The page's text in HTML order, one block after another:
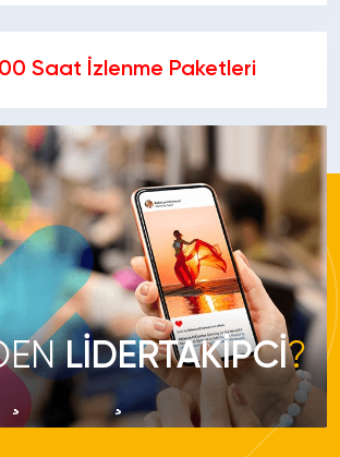
Saat İzlenme Paketleri
LİDERTAKİPCİ?
hizmetlerde düşme
Takipçi Satın Al hizmetimizde %20
düşüş yaşanmaktadır. Onuda
paketlerimiz ile garanti sağlamaktayız.
Gerçek Kullanıcılar